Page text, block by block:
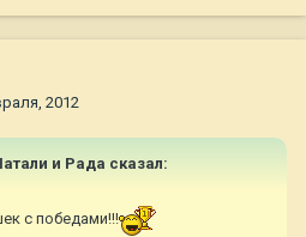
2012
и Рада сказал:
с победами!!!